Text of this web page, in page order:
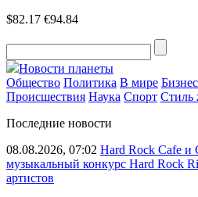
$82.17 €94.84
Новости планеты
Общество Политика В мире Бизнес
Происшествия Наука Спорт Стиль
Последние новости
08.08.2026, 07:02 Hard Rock Cafe и
музыкальный конкурс Hard Rock
артистов